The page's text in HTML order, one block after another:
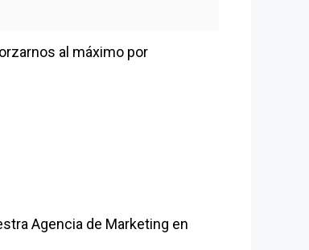
al máximo por
Agencia de Marketing en